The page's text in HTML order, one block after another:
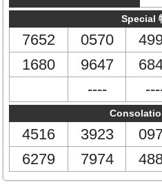
Special
7652 0570
1680
9647
----
4516 3923
6279
7974